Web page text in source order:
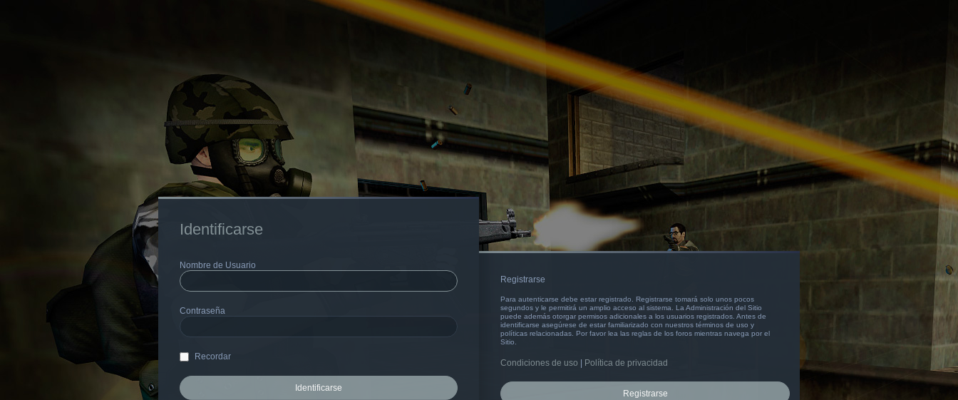
Identificarse
Nombre de Usuario
Contraseña
Recordar
Registrarse
Para autenticarse debe estar registrado. Registrarse tomará solo unos pocos
segundos y le permitirá un amplio acceso al sistema. La Administración del Sitio
puede además otorgar permisos adicionales a los usuarios registrados. Antes de
identificarse asegúrese de estar familiarizado con nuestros términos de uso y
políticas relacionadas. Por favor lea las reglas de los foros mientras navega por el
Sitio.
Condiciones de uso | Política de privacidad
Registrarse